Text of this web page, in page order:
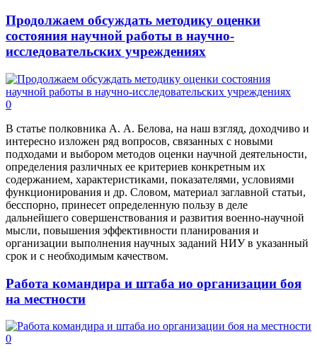
Продолжаем обсуждать методику оценки
состояния научной работы в научно-
исследовательских учреждениях
0
В статье полковника А. А. Белова, на наш взгляд, доходчиво и
интересно изложен ряд вопросов, связанных с новыми
подходами и выбором методов оценки научной деятельности,
определения различных ее критериев конкретным их
содержанием, характеристиками, показателями, условиями
функционирования и др. Словом, материал заглавной статьи,
бесспорно, принесет определенную пользу в деле
дальнейшего совершенствования и развития военно-научной
мысли, повышения эффективности планирования и
организации выполнения научных заданий НИУ в указанный
срок и с необходимым качеством.
Работа командира и штаба ио организации боя
на местности
0